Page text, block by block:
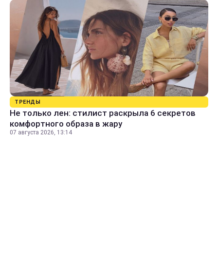
ТРЕНДЫ
Не только лен: стилист раскрыла 6 секретов
комфортного образа в жару
07 августа 2026, 13:14